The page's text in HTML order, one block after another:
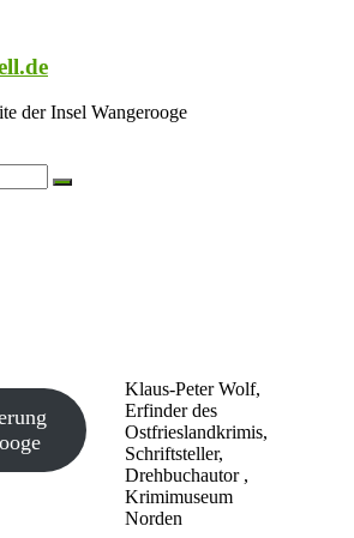
der Insel Wangerooge
Klaus-Peter Wolf,
Erfinder des
Ostfrieslandkrimis,
Schriftsteller,
Drehbuchautor ,
Krimimuseum
Norden